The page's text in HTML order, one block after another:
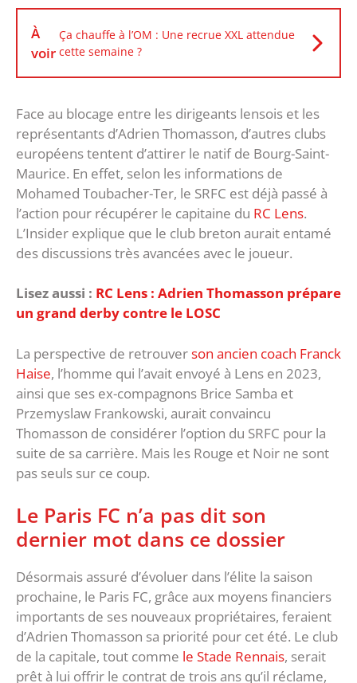
À
voir
Ça chauffe à l’OM : Une recrue XXL attendue
cette semaine ?
Face au blocage entre les dirigeants lensois et les
représentants d’Adrien Thomasson, d’autres clubs
européens tentent d’attirer le natif de Bourg-Saint-
Maurice. En effet, selon les informations de
Mohamed Toubacher-Ter, le SRFC est déjà passé à
l’action pour récupérer le capitaine du RC Lens.
L’Insider explique que le club breton aurait entamé
des discussions très avancées avec le joueur.
Lisez aussi : RC Lens : Adrien Thomasson prépare
un grand derby contre le LOSC
La perspective de retrouverson ancien coach Franck
Haise, l’homme qui l’avait envoyé à Lens en 2023,
ainsi que ses ex-compagnons Brice Samba et
Przemyslaw Frankowski, aurait convaincu
Thomasson de considérer l’option du SRFC pour la
suite de sa carrière. Mais les Rouge et Noir ne sont
pas seuls sur ce coup.
Le Paris FC n’a pas dit son
dernier mot dans ce dossier
Désormais assuré d’évoluer dans l’élite la saison
prochaine, le Paris FC, grâce aux moyens financiers
importants de ses nouveaux propriétaires, feraient
d’Adrien Thomasson sa priorité pour cet été. Le club
de la capitale, tout comme le Stade Rennais, serait
prêt à lui offrir le contrat de trois ans qu’il réclame,